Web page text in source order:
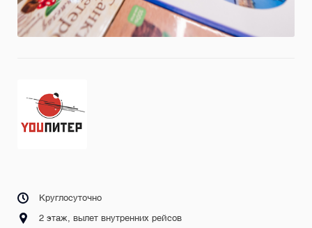
Круглосуточно
2 этаж, вылет внутренних рейсов